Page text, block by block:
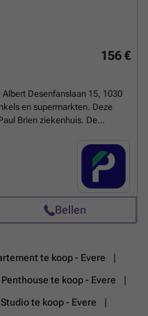
156 €
Desenfanslaan 15, 1030
en supermarkten. Deze
Brien ziekenhuis. De
tramhalte van het Paul Brien-
lopen. Deze parkeerplaats
direct boeken op de
avenue-albert-desenfans-
Bellen
te koop - Evere
Penthouse te koop - Evere
Studio te koop - Evere